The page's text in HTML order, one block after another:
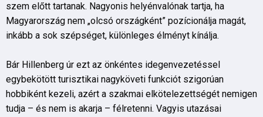
szem előtt tartanak. Nagyonis helyénvalónak tartja, ha
Magyarország nem „olcsó országként” pozícionálja magát,
inkább a sok szépséget, különleges élményt kínálja.
Bár Hillenberg úr ezt az önkéntes idegenvezetéssel
egybekötött turisztikai nagyköveti funkciót szigorúan
hobbiként kezeli, azért a szakmai elkötelezettségét nemigen
tudja – és nem is akarja – félretenni. Vagyis utazásai